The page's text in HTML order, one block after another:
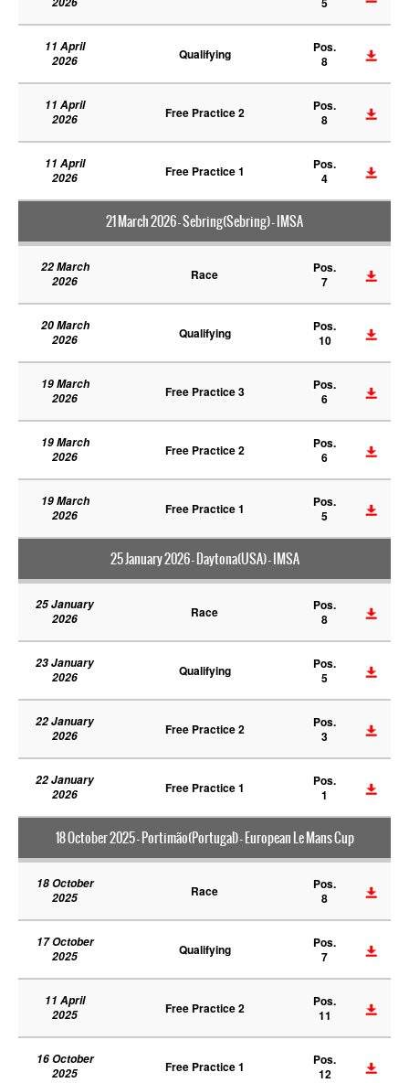
11 April
2026
Qualifying
Pos.
8
11 April
2026
Free Practice 2
Pos.
8
11 April
2026
Free Practice 1
Pos.
4
21 March 2026 - Sebring(Sebring) - IMSA
22 March
2026
Race
Pos.
7
20 March
2026
Qualifying
Pos.
10
19 March
2026
Free Practice 3
Pos.
6
19 March
2026
Free Practice 2
Pos.
6
19 March
2026
Free Practice 1
Pos.
5
25 January 2026 - Daytona(USA) - IMSA
25 January
2026
Race
Pos.
8
23 January
2026
Qualifying
Pos.
5
22 January
2026
Free Practice 2
Pos.
3
22 January
2026
Free Practice 1
Pos.
1
18 October 2025 - Portimão(Portugal) - European Le Mans Cup
18 October
2025
Race
Pos.
8
17 October
2025
Qualifying
Pos.
7
11 April
2025
Free Practice 2
Pos.
11
16 October
2025
Free Practice 1
Pos.
12